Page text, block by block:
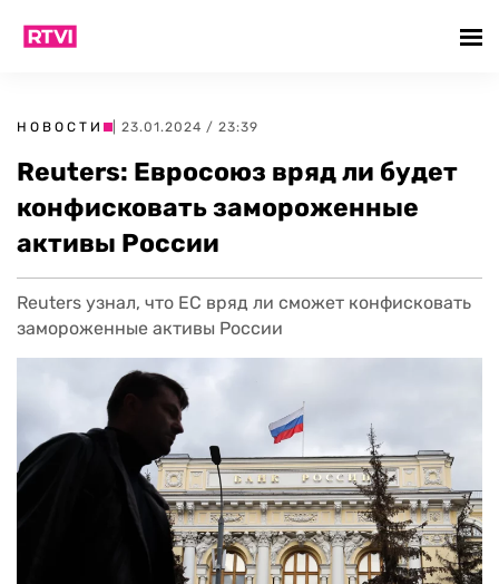
НОВОСТИ | 23.01.2024 / 23:39
Reuters: Евросоюз вряд ли будет
конфисковать замороженные
активы России
Reuters узнал, что ЕС вряд ли сможет конфисковать
замороженные активы России